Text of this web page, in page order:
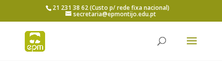
21 231 38 62 (Custo p/ rede fixa nacional)
secretaria@epmontijo.edu.pt